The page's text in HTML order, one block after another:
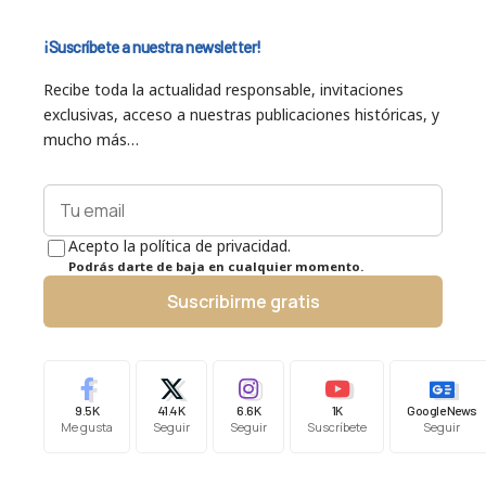
¡Suscríbete a nuestra newsletter!
Recibe toda la actualidad responsable, invitaciones
exclusivas, acceso a nuestras publicaciones históricas, y
mucho más…
Acepto la política de privacidad.
Podrás darte de baja en cualquier momento.
Suscribirme gratis
9.5K
Me gusta
41.4K
Seguir
6.6K
Seguir
1K
Suscríbete
Google News
Seguir